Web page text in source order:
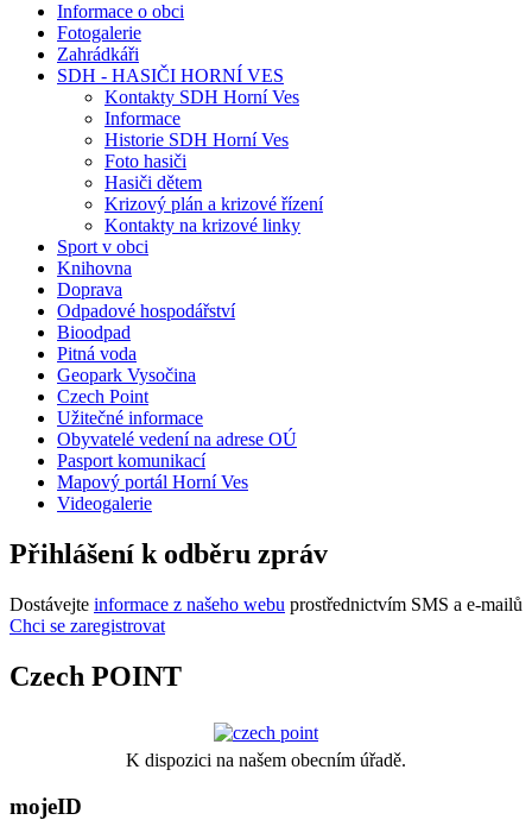
Informace o obci
Fotogalerie
Zahrádkáři
SDH - HASIČI HORNÍ VES
Kontakty SDH Horní Ves
Informace
Historie SDH Horní Ves
Foto hasiči
Hasiči dětem
Krizový plán a krizové řízení
Kontakty na krizové linky
Sport v obci
Knihovna
Doprava
Odpadové hospodářství
Bioodpad
Pitná voda
Geopark Vysočina
Czech Point
Užitečné informace
Obyvatelé vedení na adrese OÚ
Pasport komunikací
Mapový portál Horní Ves
Videogalerie
Přihlášení k odběru zpráv
Dostávejte informace z našeho webu prostřednictvím SMS a e-mailů
Chci se zaregistrovat
Czech POINT
K dispozici na našem obecním úřadě.
mojeID